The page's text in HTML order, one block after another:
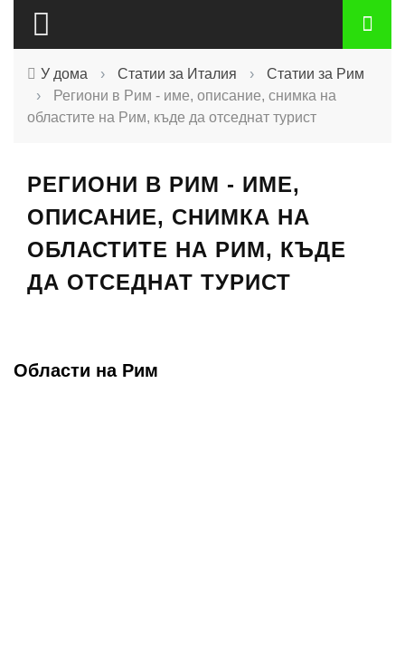
У дома › Статии за Италия ›
Статии за Рим
›
Региони в Рим - име, описание, снимка на
областите на Рим, къде да отседнат турист
РЕГИОНИ В РИМ - ИМЕ,
ОПИСАНИЕ, СНИМКА НА
ОБЛАСТИТЕ НА РИМ, КЪДЕ
ДА ОТСЕДНАТ ТУРИСТ
Области на Рим